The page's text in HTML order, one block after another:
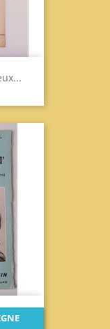
-...